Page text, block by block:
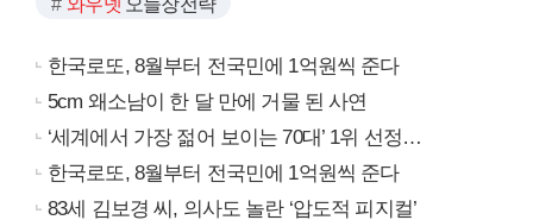
한국로또, 8월부터 전국민에 1억원씩 준다
5cm 왜소남이 한 달 만에 거물 된 사연
‘세계에서 가장 젊어 보이는 70대’ 1위 선정…
한국로또, 8월부터 전국민에 1억원씩 준다
83세 김보경 씨, 의사도 놀란 ‘압도적 피지컬’